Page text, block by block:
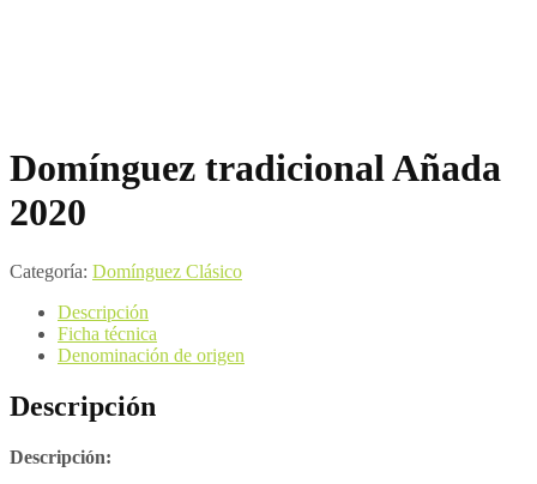
Domínguez tradicional Añada
2020
Categoría: Domínguez Clásico
Descripción
Ficha técnica
Denominación de origen
Descripción
Descripción: